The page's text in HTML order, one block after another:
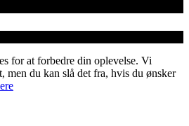
for at forbedre din oplevelse. Vi
men du kan slå det fra, hvis du ønsker